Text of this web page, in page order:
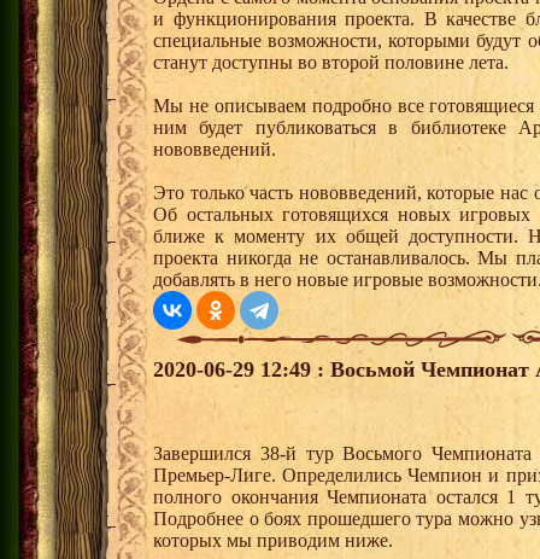
и функционирования проекта. В качестве
специальные возможности, которыми будут
станут доступны во второй половине лета.
Мы не описываем подробно все
ним будет публиковаться в библиотеке
нововведений.
Это только часть нововведений, которые
Об остальных готовящихся новых игровых
ближе к моменту их общей доступности.
проекта никогда не останавливалось. Мы
добавлять в него новые игровые
2020-06-29 12:49 : Восьмой
Завершился 38-й тур Восьмого
Премьер-Лиге. Определились Чемпион и
полного окончания Чемпионата остался
Подробнее о боях прошедшего тура можно
которых мы приводим ниже.